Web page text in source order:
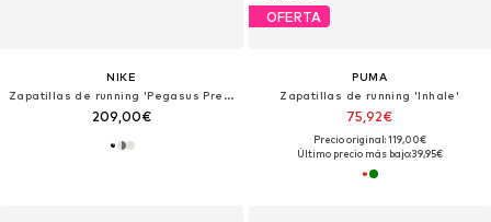
NIKE
Zapatillas de running 'Pegasus Premium'
209,00€
OFERTA
PUMA
Zapatillas de running 'Inhale'
75,92€
Precio original: 119,00€
Último precio más bajo:39,95€